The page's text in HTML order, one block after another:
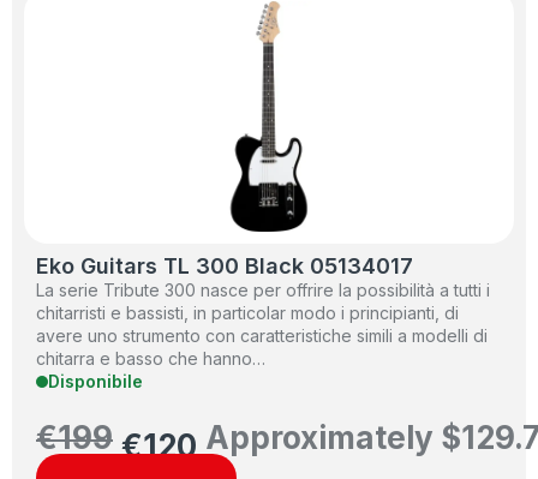
Eko Guitars TL 300 Black 05134017
La serie Tribute 300 nasce per offrire la possibilità a tutti i
chitarristi e bassisti, in particolar modo i principianti, di
avere uno strumento con caratteristiche simili a modelli di
chitarra e basso che hanno…
Disponibile
€199 €120 Approximately $